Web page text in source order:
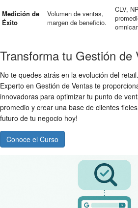
Medición de
Éxito
Volumen de ventas,
margen de beneficio.
CLV,
Transforma tu Gestión de
No te quedes atrás en la evolución del
Experto en Gestión de Ventas te
innovadoras para optimizar tu punto de
promedio y crear una base de clientes
futuro de tu negocio hoy!
Conoce el Curso